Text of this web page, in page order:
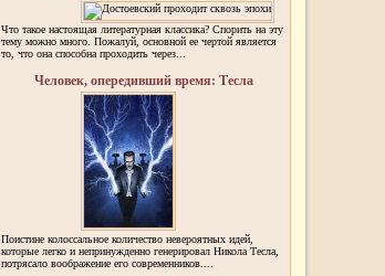
Что такое настоящая литературная классика? Спорить на эту
тему можно много. Пожалуй, основной ее чертой является
то, что она способна проходить через...
Человек, опередивший время: Тесла
Поистине колоссальное количество невероятных идей,
которые легко и непринужденно генерировал Никола Тесла,
потрясало воображение его современников....